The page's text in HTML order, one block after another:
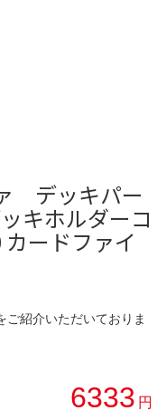
デッキパー
キホルダーコ
カードファイ
ご紹介いただいておりま
6333 円